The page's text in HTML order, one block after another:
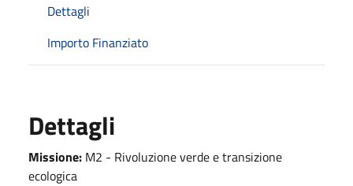
Dettagli
Importo Finanziato
Dettagli
Missione: M2 - Rivoluzione verde e transizione
ecologica